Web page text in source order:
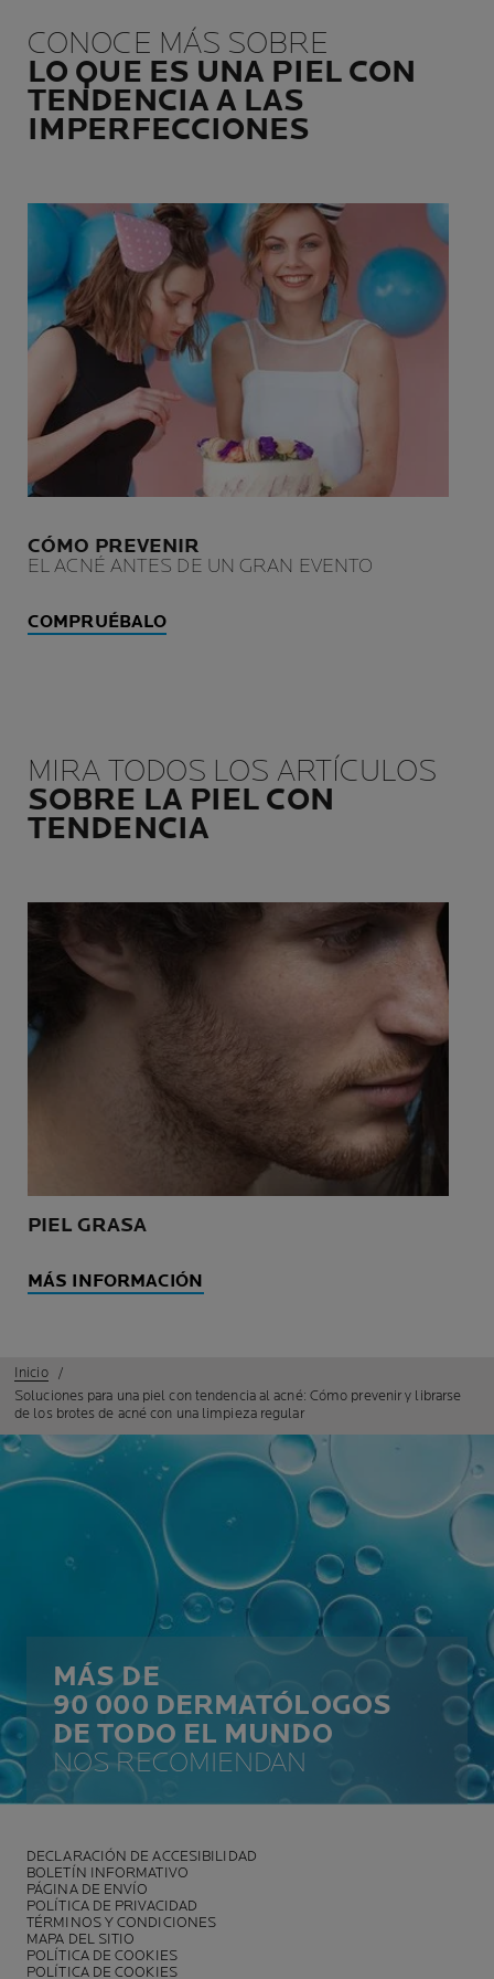
tendencia al acné, atópicas,
dañadas o debilitadas por
los tratamientos contra el
cáncer.
para garantizar la tolerancia
intacta y la eficacia en el
tiempo.
CONOCE MÁS SOBRE
LO QUE ES UNA PIEL CON
TENDENCIA A LAS
IMPERFECCIONES
CÓMO PREVENIR
EL ACNÉ ANTES DE UN GRAN EVENTO
COMPRUÉBALO
MIRA TODOS LOS ARTÍCULOS
SOBRE LA PIEL CON
TENDENCIA
PIEL GRASA
MÁS INFORMACIÓN
Inicio
Soluciones para una piel con tendencia al acné: Cómo prevenir y librarse
de los brotes de acné con una limpieza regular
MÁS DE
90 000 DERMATÓLOGOS
DE TODO EL MUNDO
NOS RECOMIENDAN
DECLARACIÓN DE ACCESIBILIDAD
BOLETÍN INFORMATIVO
PÁGINA DE ENVÍO
POLÍTICA DE PRIVACIDAD
TÉRMINOS Y CONDICIONES
MAPA DEL SITIO
POLÍTICA DE COOKIES
POLÍTICA DE COOKIES